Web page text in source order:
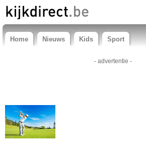
Home Nieuws Kids Sport
- advertentie -